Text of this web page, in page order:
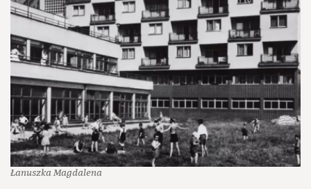
Łanuszka Magdalena